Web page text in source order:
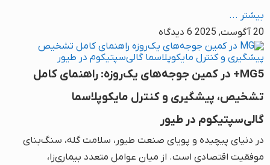
بیشتر ...
20 آگوست, 2025
6 دیدگاه
MG5+ در کمین جوجه‌های یک‌روزه: راهنمای کامل
تشخیص، پیشگیری و کنترل مایکوپلاسما
گالی‌سپتیکوم در طیور
در دنیای پیچیده و پویای صنعت طیور، سلامت گله، سنگ‌بنای
موفقیت اقتصادی است. از میان عوامل متعدد بیماری‌زا،